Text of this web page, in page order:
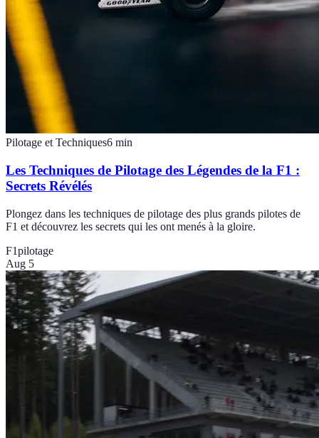
Pilotage et Techniques6 min
Les Techniques de Pilotage des Légendes de la F1 :
Secrets Révélés
Plongez dans les techniques de pilotage des plus grands pilotes de
F1 et découvrez les secrets qui les ont menés à la gloire.
F1pilotage
Aug 5